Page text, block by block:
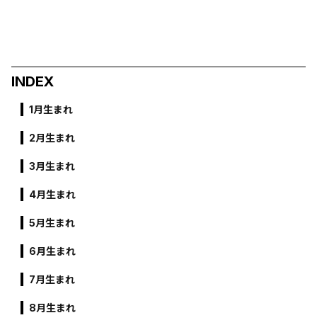
INDEX
1月生まれ
2月生まれ
3月生まれ
4月生まれ
5月生まれ
6月生まれ
7月生まれ
8月生まれ